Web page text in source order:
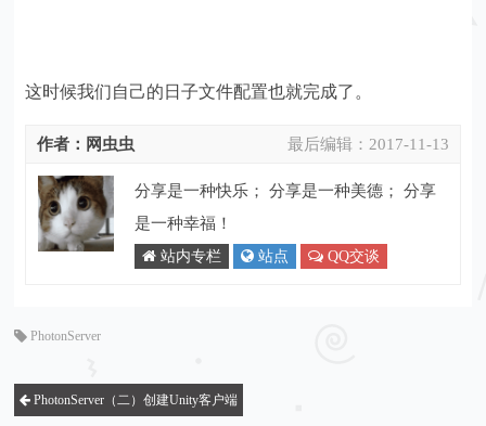
这时候我们自己的日子文件配置也就完成了。
最后编辑： 2017-11-13
作者：网虫虫
分享是一种快乐； 分享是一种美德； 分享
是一种幸福！
站内专栏 站点 QQ交谈
PhotonServer
PhotonServer（二）创建Unity客户端